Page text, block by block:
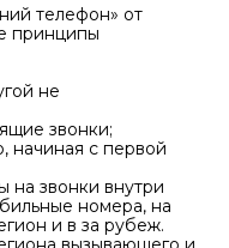
телефон» от
принципы
не
звонки;
начиная с первой
на звонки внутри
номера, на
и в за рубеж.